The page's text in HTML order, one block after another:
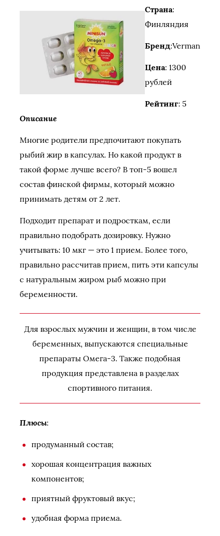
Страна:
Финляндия
Бренд:Verman
Цена: 1300
рублей
Рейтинг: 5
Описание
Многие родители предпочитают покупать
рыбий жир в капсулах. Но какой продукт в
такой форме лучше всего? В топ-5 вошел
состав финской фирмы, который можно
принимать детям от 2 лет.
Подходит препарат и подросткам, если
правильно подобрать дозировку. Нужно
учитывать: 10 мкг — это 1 прием. Более того,
правильно рассчитав прием, пить эти капсулы
с натуральным жиром рыб можно при
беременности.
Для взрослых мужчин и женщин, в том числе
беременных, выпускаются специальные
препараты Омега-3. Также подобная
продукция представлена в разделах
спортивного питания.
Плюсы:
продуманный состав;
хорошая концентрация важных
компонентов;
приятный фруктовый вкус;
удобная форма приема.